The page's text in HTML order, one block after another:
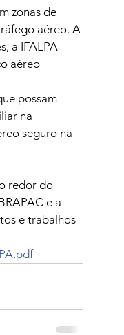
zonas de
aéreo. A
a IFALPA
aéreo
possam
na
seguro na
redor do
e a
e trabalhos